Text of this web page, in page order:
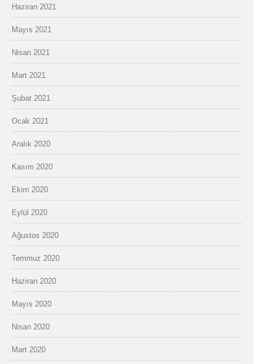
Haziran 2021
Mayıs 2021
Nisan 2021
Mart 2021
Şubat 2021
Ocak 2021
Aralık 2020
Kasım 2020
Ekim 2020
Eylül 2020
Ağustos 2020
Temmuz 2020
Haziran 2020
Mayıs 2020
Nisan 2020
Mart 2020